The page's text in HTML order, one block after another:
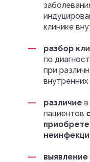
клинике
разбор
по
при
различие
пациентов